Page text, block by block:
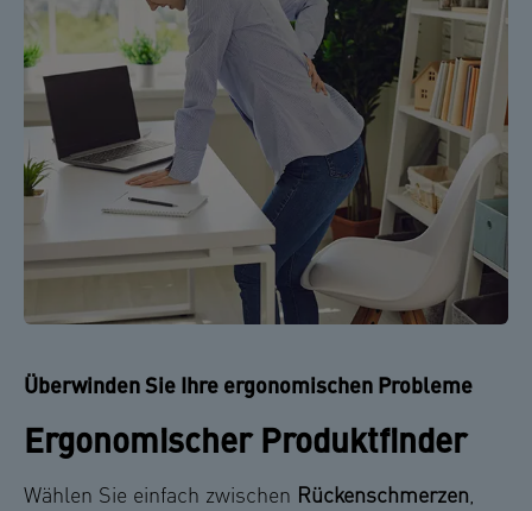
Überwinden Sie Ihre ergonomischen Probleme
Ergonomischer Produktfinder
Wählen Sie einfach zwischen Rückenschmerzen,